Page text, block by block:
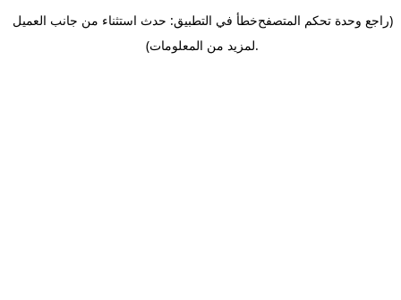
خطأ في التطبيق: حدث استثناء من جانب العميل(راجع وحدة تحكم المتصفح
لمزيد من المعلومات).